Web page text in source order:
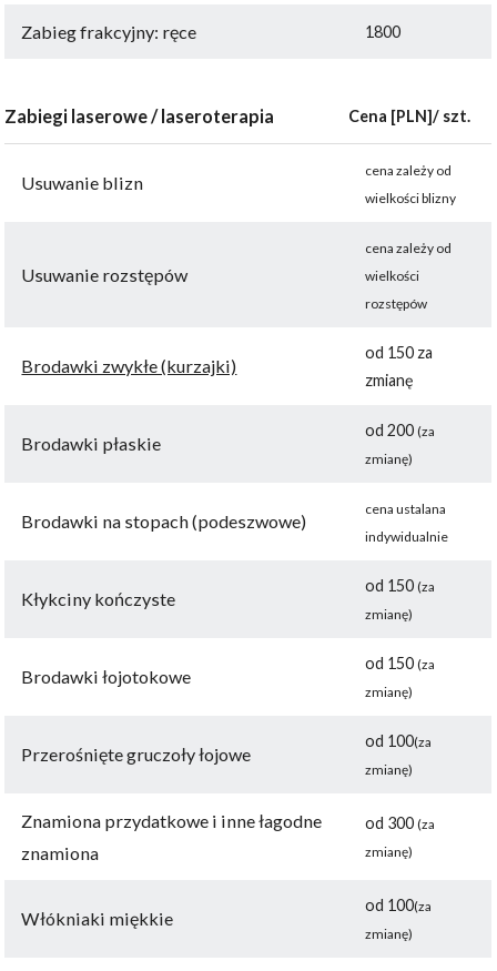
Zabieg frakcyjny: ręce 1800
Zabiegi laserowe / laseroterapia Cena [PLN]/ szt.
Usuwanie blizn
cena zależy od
wielkości blizny
Usuwanie rozstępów
cena zależy od
wielkości
rozstępów
Brodawki zwykłe (kurzajki)
od 150 za
zmianę
Brodawki płaskie
od 200(za
zmianę)
Brodawki na stopach (podeszwowe)
cena ustalana
indywidualnie
Kłykciny kończyste
od 150(za
zmianę)
Brodawki łojotokowe
od 150(za
zmianę)
Przerośnięte gruczoły łojowe
od 100(za
zmianę)
Znamiona przydatkowe i inne łagodne
znamiona
od 300(za
zmianę)
Włókniaki miękkie
od 100(za
zmianę)